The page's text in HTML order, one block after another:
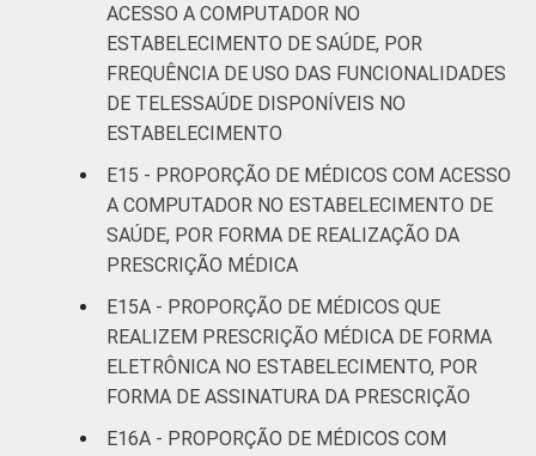
ACESSO A COMPUTADOR NO
ESTABELECIMENTO DE SAÚDE, POR
FREQUÊNCIA DE USO DAS FUNCIONALIDADES
DE TELESSAÚDE DISPONÍVEIS NO
ESTABELECIMENTO
E15 - PROPORÇÃO DE MÉDICOS COM ACESSO
A COMPUTADOR NO ESTABELECIMENTO DE
SAÚDE, POR FORMA DE REALIZAÇÃO DA
PRESCRIÇÃO MÉDICA
E15A - PROPORÇÃO DE MÉDICOS QUE
REALIZEM PRESCRIÇÃO MÉDICA DE FORMA
ELETRÔNICA NO ESTABELECIMENTO, POR
FORMA DE ASSINATURA DA PRESCRIÇÃO
E16A - PROPORÇÃO DE MÉDICOS COM